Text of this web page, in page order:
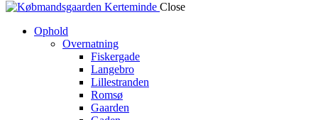
Close
Ophold
Overnatning
Fiskergade
Langebro
Lillestranden
Romsø
Gaarden